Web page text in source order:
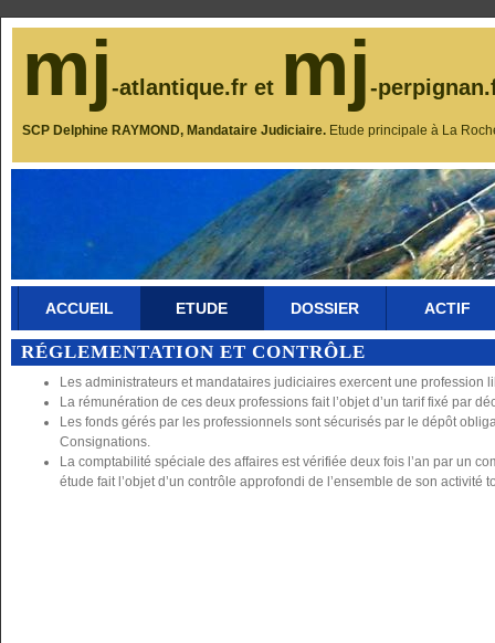
mj-atlantique.fr et mj-
SCP Delphine RAYMOND, Mandataire Judiciaire. Etude principale à La
ACCUEIL ETUDE DOSSIER ACTIF
RÉGLEMENTATION ET CONTRÔLE
Les administrateurs et mandataires judiciaires exercent une profession
La rémunération de ces deux professions fait l’objet d’un tarif fixé par
Les fonds gérés par les professionnels sont sécurisés par le dépôt
Consignations.
La comptabilité spéciale des affaires est vérifiée deux fois l’an par un
étude fait l’objet d’un contrôle approfondi de l’ensemble de son activité